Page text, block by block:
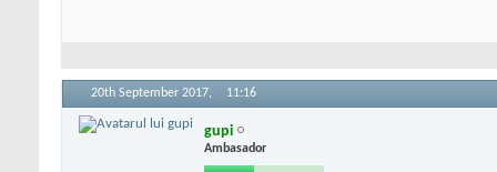
20th September 2017, 11:16
gupi
Ambasador